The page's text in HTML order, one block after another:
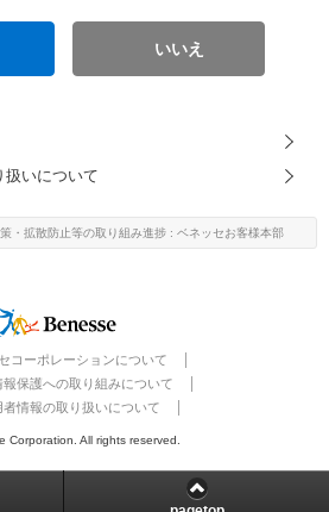
いいえ
扱いについて
・ 拡散防止等の取り組み進捗 : ベネッセお客様本部
コーポレーションについて
報保護への取り組みについて
者情報の取り扱いについて
Corporation. All rights reserved.